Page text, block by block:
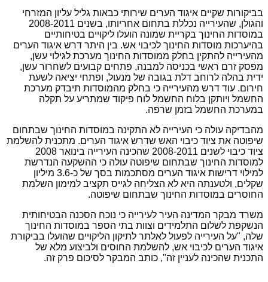
בביקורות שקיים איגוד הערים שירותי כבאות גליל עליון המזרחי
והגולן, שהעירייה נכללת בתחום אחריותו, בשנים 2008-2011
במוסדות החינוך בקריית שמונה הועלו ליקויים בטיחותיים
בהיערכות מוסדות החינוך לכיבוי אש. בין היתר דרש איגוד הערים
מהעירייה להתקין בחלק ממוסדות החינוך מערכת לגילוי עשן,
מפסק זרם ראשי בכניסה למבנה, פתחים קבועים לשחרור עשן,
ידית בהלה לרוחב דלת בגובה של מנעול, ופתחי יציאה לשעת
חירום. עוד דרש מהעירייה כי בחלק מהמוסדות תיבדק מערכת
החשמל ויותקן בלוח החשמל לוח פיקוד שמתריע על תקלה
במערכת החשמל בזמן שרפה.
מהבדיקה עולה כי העירייה לא התקינה במוסדות החינוך שבתחום
שיפוטה את ציוד כיבוי האש שדרש איגוד הערים. מתכנית להשלמת
ציוד כיבוי לשנים 2008-2011 שהכינה העירייה בינואר 2008
למוסדות החינוך שבתחום שיפוטה עולה כי ההשקעה הנדרשת
למילוי דרישות איגוד הערים מסתכמות בסך של כ-3.6 מיליון
שקלים, ולטענתה היא לא הצליחה לגייס תקציב למימון השלמת
החוסרים במוסדות החינוך שבתחום שיפוטה.
משרד מבקר המדינה העיר לעירייה כי נוכח הסכנה הבטיחותית
הנשקפת לשלום התלמידים וצוות בתי הספר במוסדות החינוך
שלה, "על העירייה לפעול לאלתר לתיקון הליקויים שהועלו בביקורת
איגוד הערים לכיבוי אש, להשלמת החוסים ולביצוע מלא של
התכנית שהכינה לעניין זה", כותב המבקר לסיכום פרק זה.